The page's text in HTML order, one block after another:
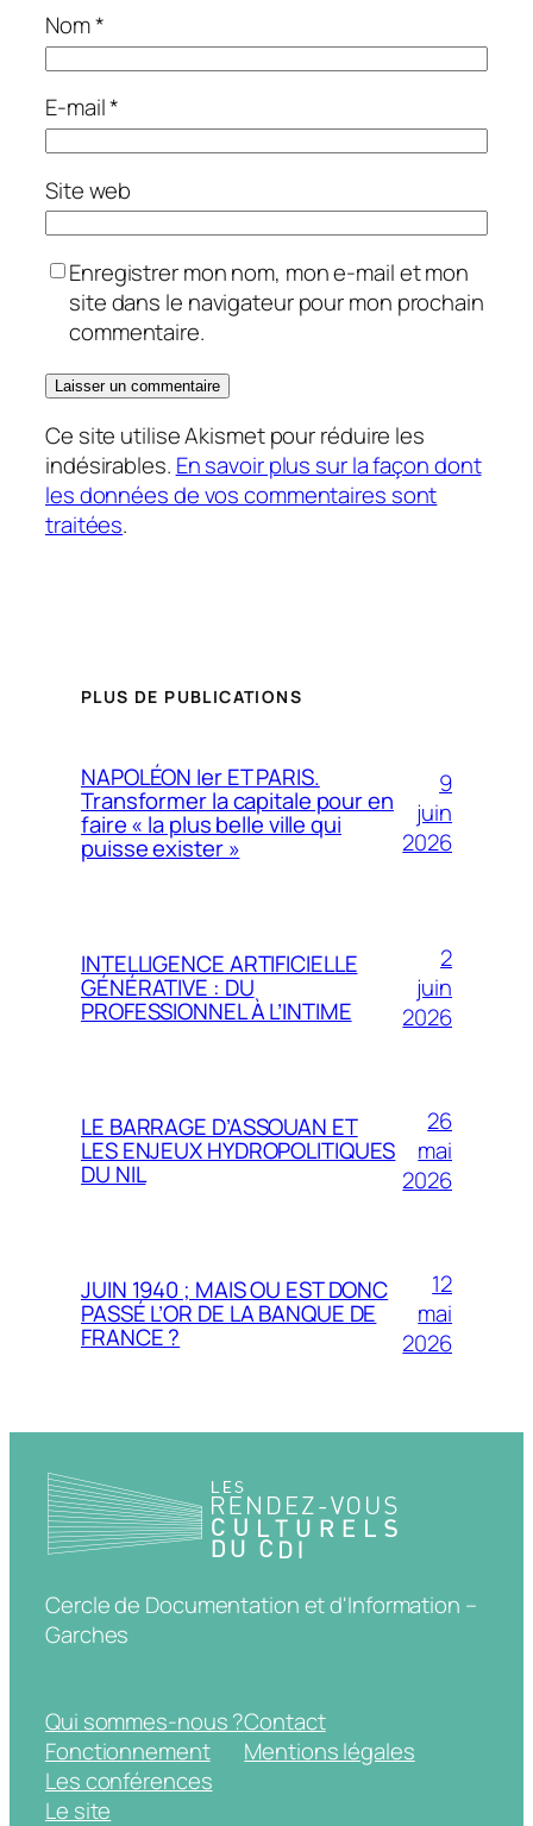
Nom*
E-mail*
Site web
Enregistrer mon nom, mon e-mail et mon
site dans le navigateur pour mon prochain
commentaire.
Ce site utilise Akismet pour réduire les
indésirables. En savoir plus sur la façon dont
les données de vos commentaires sont
traitées.
PLUS DE PUBLICATIONS
NAPOLÉON Ier ET PARIS.
Transformer la capitale pour en
faire « la plus belle ville qui
puisse exister »
9
juin
2026
INTELLIGENCE ARTIFICIELLE
GÉNÉRATIVE : DU
PROFESSIONNEL À L’INTIME
2
juin
2026
LE BARRAGE D’ASSOUAN ET
LES ENJEUX HYDROPOLITIQUES
DU NIL
26
mai
2026
JUIN 1940 ; MAIS OU EST DONC
PASSÉ L’OR DE LA BANQUE DE
FRANCE ?
12
mai
2026
Cercle de Documentation et d'Information –
Garches
Qui sommes-nous ?
Fonctionnement
Les conférences
Le site
Contact
Mentions légales